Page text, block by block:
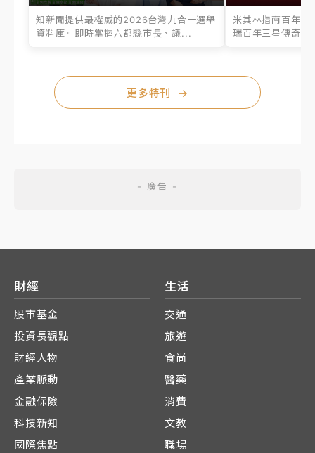
知新聞提供最權威的2026台灣九合一選舉
資料庫。即時掌握六都縣市長、議...
米其林指南百年之
瑞百年三星傳奇、
更多特刊 →
財經
股市基金
投資長觀點
財經人物
產業脈動
金融保險
科技新知
國際焦點
生活
交通
旅遊
食尚
醫藥
消費
文教
職場